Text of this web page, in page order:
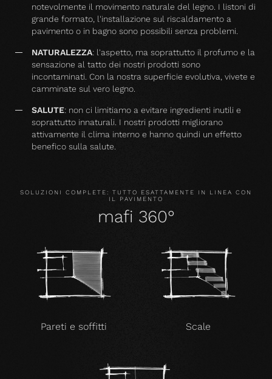
notevolmente il movimento naturale del legno. I listoni di
grande formato, l'installazione sul riscaldamento a
pavimento o in bagno sono possibili senza problemi.
NATURALEZZA: l'aspetto, ma soprattutto il profumo e la
sensazione al tatto dei nostri prodotti sono
incontaminati. Con la nostra superficie evolutiva, vivete e
camminate sul vero legno.
SALUTE: non ci limitiamo a evitare ingredienti inutili e
soprattutto innaturali. I nostri prodotti migliorano
attivamente il clima interno e hanno quindi un effetto
benefico sulla salute.
SOLUZIONI COMPLETE: TUTTO ESATTAMENTE IN LINEA CON
IL PAVIMENTO
mafi 360°
Pareti e soffitti Scale